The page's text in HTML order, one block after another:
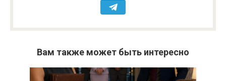
Вам также может быть интересно